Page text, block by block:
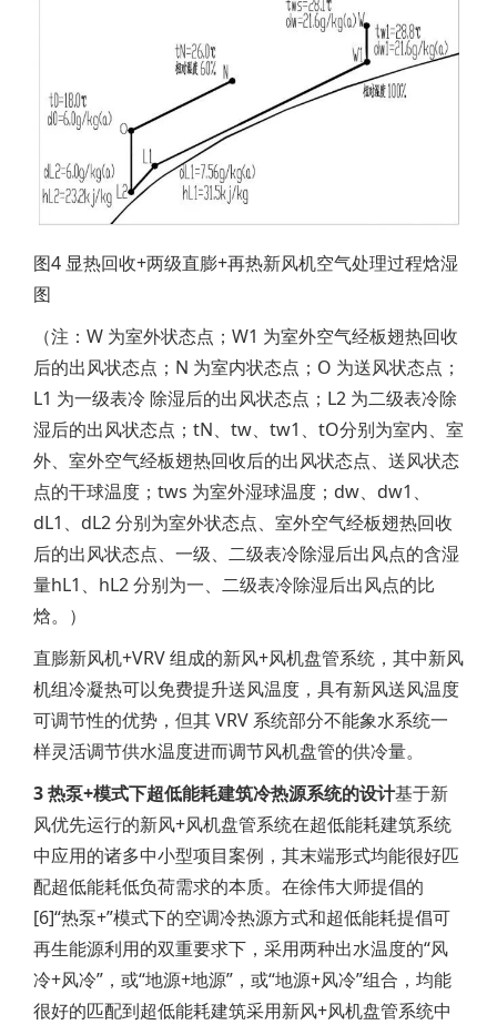
图4 显热回收+两级直膨+再热新风机空气处理过程焓湿
图
（注：W 为室外状态点；W1 为室外空气经板翅热回收
后的出风状态点；N 为室内状态点；O 为送风状态点；
L1 为一级表冷 除湿后的出风状态点；L2 为二级表冷除
湿后的出风状态点；tN、tw、tw1、tO分别为室内、室
外、室外空气经板翅热回收后的出风状态点、送风状态
点的干球温度；tws 为室外湿球温度；dw、dw1、
dL1、dL2 分别为室外状态点、室外空气经板翅热回收
后的出风状态点、一级、二级表冷除湿后出风点的含湿
量hL1、hL2 分别为一、二级表冷除湿后出风点的比
焓。）
直膨新风机+VRV 组成的新风+风机盘管系统，其中新风
机组冷凝热可以免费提升送风温度，具有新风送风温度
可调节性的优势，但其 VRV 系统部分不能象水系统一
样灵活调节供水温度进而调节风机盘管的供冷量。
3 热泵+模式下超低能耗建筑冷热源系统的设计基于新
风优先运行的新风+风机盘管系统在超低能耗建筑系统
中应用的诸多中小型项目案例，其末端形式均能很好匹
配超低能耗低负荷需求的本质。在徐伟大师提倡的
[6]“热泵+”模式下的空调冷热源方式和超低能耗提倡可
再生能源利用的双重要求下，采用两种出水温度的“风
冷+风冷”，或“地源+地源”，或“地源+风冷”组合，均能
很好的匹配到超低能耗建筑采用新风+风机盘管系统中